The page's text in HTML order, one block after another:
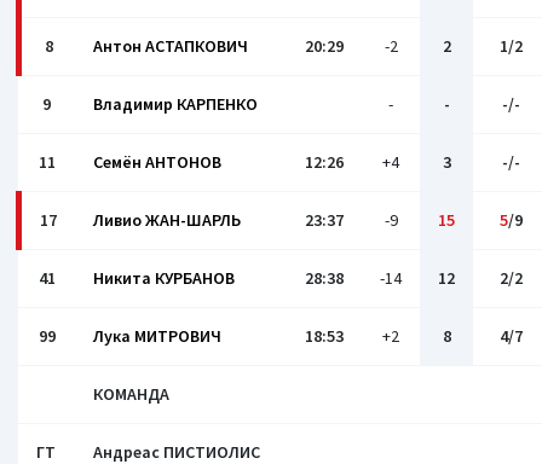
8 Антон АСТАПКОВИЧ 20:29 -2 2 1/2
9 Владимир КАРПЕНКО - - -/-
11 Семён АНТОНОВ 12:26 +4 3 -/-
17 Ливио ЖАН-ШАРЛЬ 23:37 -9 15 5/9
41 Никита КУРБАНОВ 28:38 -14 12 2/2
99 Лука МИТРОВИЧ 18:53 +2 8 4/7
КОМАНДА
ГТ Андреас ПИСТИОЛИС